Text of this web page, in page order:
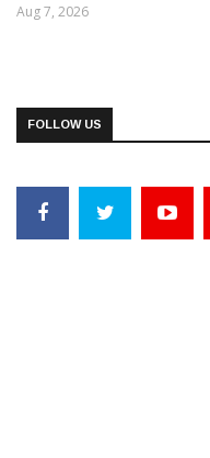
Aug 7, 2026
FOLLOW US